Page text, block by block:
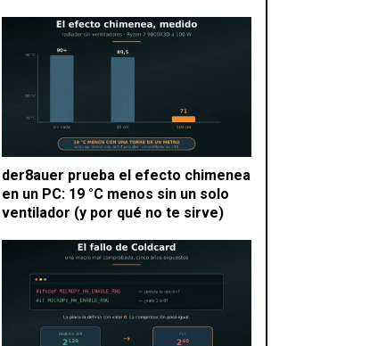
der8auer prueba el efecto chimenea
en un PC: 19 °C menos sin un solo
ventilador (y por qué no te sirve)